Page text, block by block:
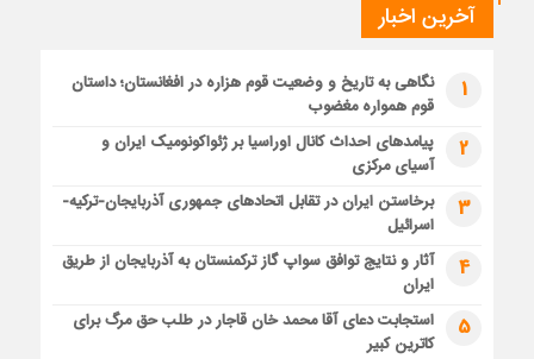
آخرین اخبار
1
نگاهی به تاریخ و وضعیت قوم هزاره در افغانستان؛ داستان
قوم همواره مغضوب
2
پیامدهای احداث کانال اوراسیا بر ژئواکونومیک ایران و
آسیای مرکزی
3
برخاستن ایران در تقابل اتحادهای جمهوری آذربایجان-ترکیه-
اسرائیل
4
آثار و نتایج توافق سواپ گاز ترکمنستان به آذربایجان از طریق
ایران
5
استجابت دعای آقا محمد خان قاجار در طلب حق مرگ برای
کاترین کبیر